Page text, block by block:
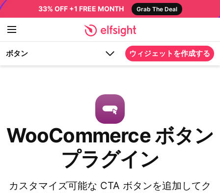
33% OFF +1 FREE MONTH Grab The Deal
ボタン ウィジェットを作成する
WooCommerce ボタン
プラグイン
カスタマイズ可能な CTA ボタンを追加してク